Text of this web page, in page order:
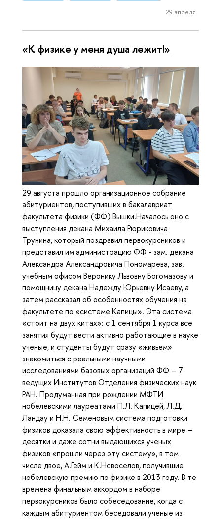
29 апреля
«К физике у меня душа лежит!»
29 августа прошло организационное собрание
абитуриентов, поступивших в бакалавриат
факультета физики (ФФ) Вышки.Началось оно с
выступления декана Михаила Рюриковича
Трунина, который поздравил первокурсников и
представил им администрацию ФФ - зам. декана
Александра Александровича Пономарева, зав.
учебным офисом Веронику Львовну Богомазову и
помощницу декана Надежду Юрьевну Исаеву, а
затем рассказал об особенностях обучения на
факультете по «системе Капицы». Эта система
«стоит на двух китах»: с 1 сентября 1 курса все
занятия будут вести активно работающие в науке
ученые, и студенты будут сразу «живьем»
знакомиться с реальными научными
исследованиями базовых организаций ФФ – 7
ведущих Институтов Отделения физических наук
РАН. Продуманная при рождении МФТИ
нобелевскими лауреатами П.Л. Капицей, Л.Д.
Ландау и Н.Н. Семеновым система подготовки
физиков доказала свою эффективность в мире –
десятки и даже сотни выдающихся ученых
физиков «прошли через эту систему», в том
числе двое, А.Гейм и К.Новоселов, получившие
нобелевскую премию по физике в 2013 году. В те
времена финальным аккордом в наборе
первокурсников было собеседование, когда с
каждым абитуриентом беседовали ученые из